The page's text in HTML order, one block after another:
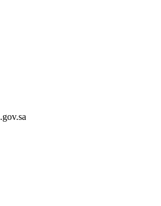
جميع روابط المواقع الرسمية التابعة للجهات الحكومية في المملكة العربية السعودية تنتهي بـ .gov.sa